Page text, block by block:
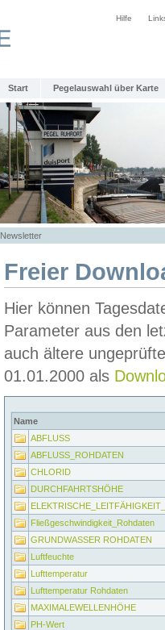
Hilfe
Start Pegelauswahl über Karte
Newsletter
Freier
Hier können
Parameter aus den
auch ältere
01.01.2000 als
Name
ABFLUSS
ABFLUSS_ROHDATEN
CHLORID
DURCHFAHRTSHÖHE
Fließgeschwindigkeit_Rohdaten
GRUNDWASSER ROHDATEN
Luftfeuchte
Lufttemperatur
Lufttemperatur Rohdaten
MAXIMALEWELLENHÖHE
PH-Wert